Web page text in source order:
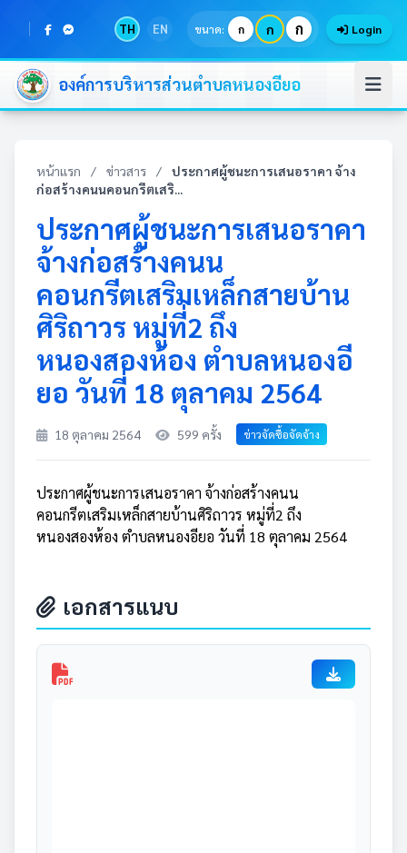
TH EN ขนาด: ก ก ก Login
องค์การบริหารส่วนตำบลหนองอียอ
หน้าแรก / ข่าวสาร /
ประกาศผู้ชนะการเสนอราคา จ้าง
ก่อสร้างคนนคอนกรีตเสริ...
ประกาศผู้ชนะการเสนอราคา
จ้างก่อสร้างคนน
คอนกรีตเสริมเหล็กสายบ้าน
ศิริถาวร หมู่ที่2 ถึง
หนองสองห้อง ตำบลหนองอี
ยอ วันที่ 18 ตุลาคม 2564
18 ตุลาคม 2564 599 ครั้ง ข่าวจัดซื้อจัดจ้าง
ประกาศผู้ชนะการเสนอราคา จ้างก่อสร้างคนน
คอนกรีตเสริมเหล็กสายบ้านศิริถาวร หมู่ที่2 ถึง
หนองสองห้อง ตำบลหนองอียอ วันที่ 18 ตุลาคม 2564
เอกสารแนบ